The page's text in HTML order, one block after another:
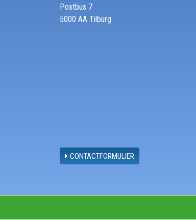
Postbus 7
5000 AA Tilburg
CONTACTFORMULIER